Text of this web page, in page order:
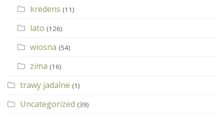
kredens (11)
lato (126)
wiosna (54)
zima (16)
trawy jadalne (1)
Uncategorized (39)